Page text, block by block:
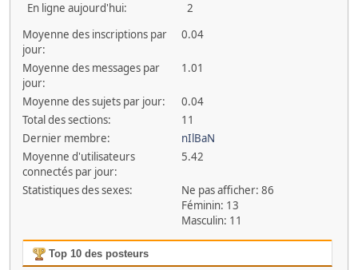
En ligne aujourd'hui:
2
Moyenne des inscriptions par
jour:
0.04
Moyenne des messages par
jour:
1.01
Moyenne des sujets par jour:
0.04
Total des sections:
11
Dernier membre:
nIlBaN
Moyenne d'utilisateurs
connectés par jour:
5.42
Statistiques des sexes:
Ne pas afficher: 86
Féminin: 13
Masculin: 11
Top 10 des posteurs